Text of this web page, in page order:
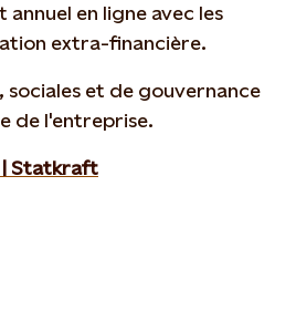
en ligne avec les
extra-financière.
sociales et de gouvernance
de l'entreprise.
| Statkraft